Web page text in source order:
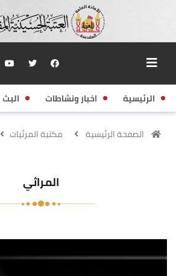
الرئيسية اخبار ونشاطات
الصفحة الرئيسية مكتبة المرئيات
المراثي